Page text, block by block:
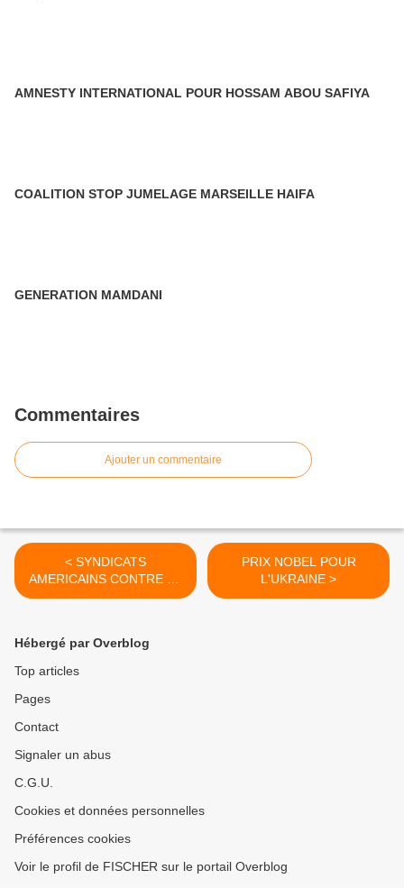
AMNESTY INTERNATIONAL POUR HOSSAM ABOU SAFIYA
COALITION STOP JUMELAGE MARSEILLE HAIFA
GENERATION MAMDANI
Commentaires
Ajouter un commentaire
< SYNDICATS
AMERICAINS CONTRE LA
GUERRE
PRIX NOBEL POUR
L'UKRAINE >
Hébergé par Overblog
Top articles
Pages
Contact
Signaler un abus
C.G.U.
Cookies et données personnelles
Préférences cookies
Voir le profil de FISCHER sur le portail Overblog